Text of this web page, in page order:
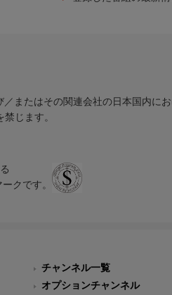
またはその関連会社の日本国内に
じます。
クです。
チャンネル一覧
オプションチャンネル